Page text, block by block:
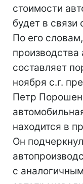
стоимости
будет в
По его
производства
составляет
ноября с.г.
Петр
находится в
Он
с